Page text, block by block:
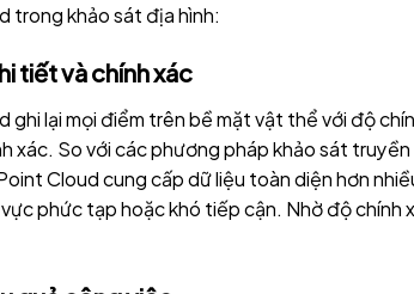
trong khảo sát địa hình:
tiết và chính xác
ghi lại mọi điểm trên bề mặt vật thể với độ
xác. So với các phương pháp khảo sát
Cloud cung cấp dữ liệu toàn diện hơn
phức tạp hoặc khó tiếp cận. Nhờ độ